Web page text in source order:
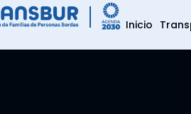
Inicio